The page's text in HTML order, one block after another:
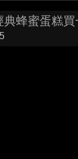
蜂蜜蛋糕